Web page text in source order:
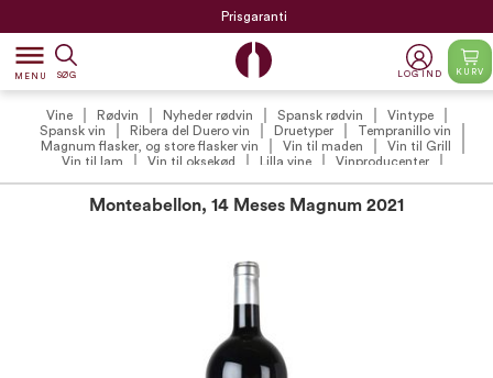
Prisgaranti
dehaze
MENU SØG LOG IND KURV
Vine Rødvin Nyheder rødvin Spansk rødvin
Vintype
Spansk vin
Ribera del Duero vin Druetyper
Tempranillo vin
Magnum flasker, og store flasker vin
Vin til maden
Vin til Grill
Vin til lam
Vin til oksekød Lilla vine
Vinproducenter
VildMedVins anbefalinger
Vilde Favoritter
Udvalgte kundefavoritter
Monteabellon, 14 Meses Magnum 2021